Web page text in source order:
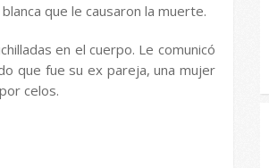
que le causaron la muerte.
en el cuerpo. Le comunicó
que fue su ex pareja, una mujer
celos.